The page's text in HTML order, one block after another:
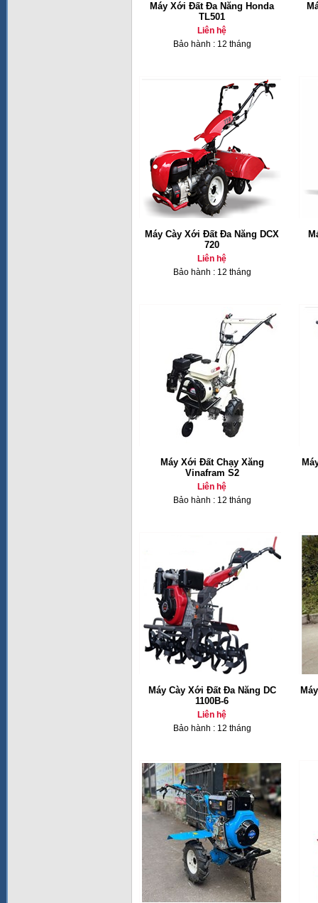
Máy Xới Đất Đa Năng Honda
TL501
Liên hệ
Bảo hành : 12 tháng
Máy Cày Xới Đất Đa Năng DCX
720
Liên hệ
Bảo hành : 12 tháng
Máy Xới Đất Chạy Xăng
Vinafram S2
Liên hệ
Bảo hành : 12 tháng
Máy Cày Xới Đất Đa Năng DC
1100B-6
Liên hệ
Bảo hành : 12 tháng